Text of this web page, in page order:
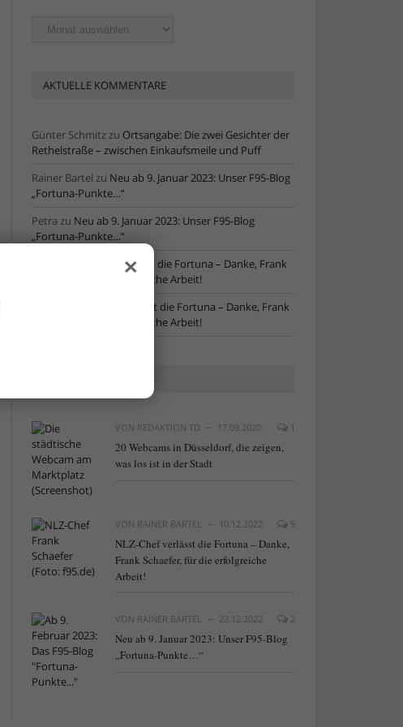
Ältere
AKTUELLE KOMMENTARE
Günter Schmitzzu Ortsangabe: Die zwei Gesichter der
Rethelstraße – zwischen Einkaufsmeile und Puff
Rainer Bartel zu Neu ab 9. Januar 2023: Unser F95-Blog
„Fortuna-Punkte…“
Petra zu Neu ab 9. Januar 2023: Unser F95-Blog
„Fortuna-Punkte…“
NLZ-Chef verlässt die Fortuna – Danke, Frank
Schaefer, für die erfolgreiche Arbeit!
NLZ-Chef verlässt die Fortuna – Danke, Frank
Schaefer, für die erfolgreiche Arbeit!
VON REDAKTION TD 17.09.2020 1
20 Webcams in Düsseldorf, die zeigen,
was los ist in der Stadt
VON RAINER BARTEL 10.12.2022 5
NLZ-Chef verlässt die Fortuna – Danke,
Frank Schaefer, für die erfolgreiche
Arbeit!
VON RAINER BARTEL 22.12.2022 2
Neu ab 9. Januar 2023: Unser F95-Blog
„Fortuna-Punkte…“
×